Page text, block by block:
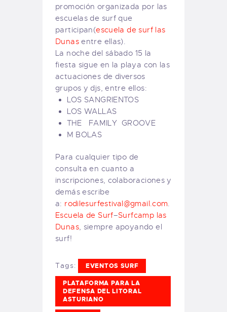
promoción organizada por las
escuelas de surf que
participan(escuela de surf las
Dunasentre ellas).
La noche del sábado 15 la
fiesta sigue en la playa con las
actuaciones de diversos
grupos y djs, entre ellos:
LOS SANGRIENTOS
LOS WALLAS
THE FAMILY GROOVE
M BOLAS
Para cualquier tipo de
consulta en cuanto a
inscripciones, colaboraciones y
demás escribe
a: rodilesurfestival@gmail.com
Escuela de Surf–Surfcamp las
Dunas, siempre apoyando el
surf!
Tags: EVENTOS SURF
PLATAFORMA PARA LA
DEFENSA DEL LITORAL
ASTURIANO